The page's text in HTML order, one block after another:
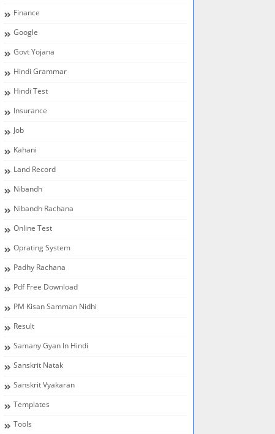
Finance
Google
Govt Yojana
Hindi Grammar
Hindi Test
Insurance
Job
Kahani
Land Record
Nibandh
Nibandh Rachana
Online Test
Oprating System
Padhy Rachana
Pdf Free Download
PM Kisan Samman Nidhi
Result
Samany Gyan In Hindi
Sanskrit Natak
Sanskrit Vyakaran
Templates
Tools